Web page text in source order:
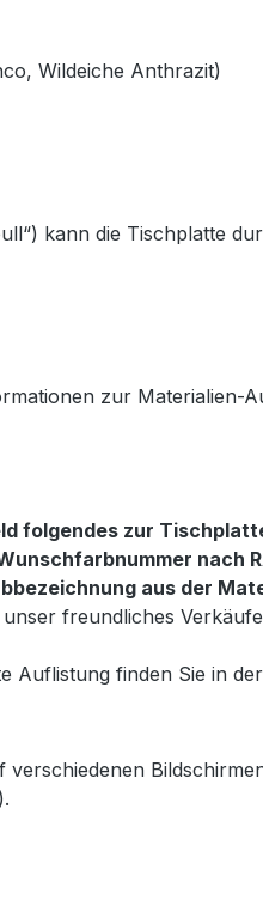
Wildeiche Anthrazit)
kann die Tischplatte
zur Materialien-
folgendes zur
nach
aus der
freundliches
Auflistung finden Sie in